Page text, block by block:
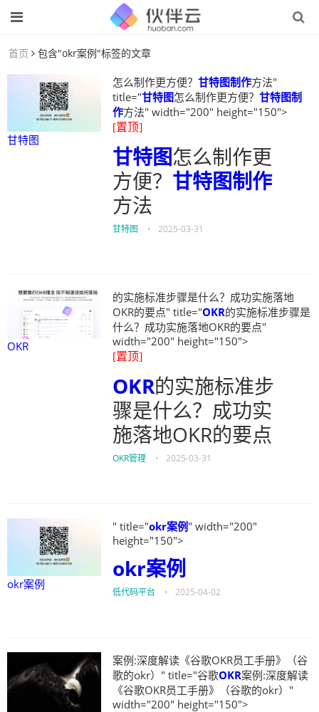
首页 包含"okr案例"标签的文章
甘特图
怎么制作更方便？ 甘特图制作方法"
title="甘特图怎么制作更方便？ 甘特图制
作方法" width="200" height="150">
[置顶]
甘特图怎么制作更
方便？ 甘特图制作
方法
甘特图 • 2025-03-31
OKR
的实施标准步骤是什么？成功实施落地
OKR的要点" title="OKR的实施标准步骤是
什么？成功实施落地OKR的要点"
width="200" height="150">
[置顶]
OKR的实施标准步
骤是什么？成功实
施落地OKR的要点
OKR管理 • 2025-03-31
okr案例
" title="okr案例 " width="200"
height="150">
okr案例
低代码平台 • 2025-04-02
案例:深度解读《谷歌OKR员工手册》（谷
歌的okr）" title="谷歌OKR案例:深度解读
《谷歌OKR员工手册》（谷歌的okr）"
width="200" height="150">